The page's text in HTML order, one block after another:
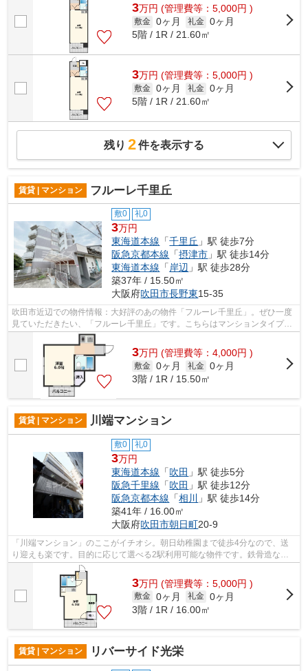
3万円 (管理費等：5,000円 )
敷金 0ヶ月 礼金 0ヶ月
5階 / 1R / 21.60㎡
3万円 (管理費等：5,000円 )
敷金 0ヶ月 礼金 0ヶ月
5階 / 1R / 21.60㎡
残り 2件を表示する
賃貸 | マンション フルーレ千里丘
敷0 礼0
3万円
東海道本線 「千里丘 」駅 徒歩7分
阪急京都本線 「摂津市 」駅 徒歩14分
東海道本線 「岸辺 」駅 徒歩28分
築37年 / 15.50㎡
大阪府吹田市長野東15-35
吹田市近辺での物件情報：大好評のあの物件「フルーレ千里丘」。ぜひ一度
見ていただきたい、「フルーレ千里丘」です。こちらはマンションタイプに
なります。耐火、耐震性の高い鉄筋コ...
3万円 (管理費等：4,000円 )
敷金 0ヶ月 礼金 0ヶ月
3階 / 1R / 15.50㎡
賃貸 | マンション 川端マンション
敷0 礼0
3万円
東海道本線 「吹田 」駅 徒歩5分
阪急千里線 「吹田 」駅 徒歩12分
阪急京都本線 「相川
」駅 徒歩14分
築41年 / 16.00㎡
大阪府吹田市朝日町20-9
「川端マンション」のここがイチオシ。朝日幼稚園まで徒歩4分なので、送
り迎えも楽です。目的に応じて選べる2駅利用可能な物件です。鉄骨造な
ら、耐久性や耐震性が高いので住んでで安...
3万円 (管理費等：5,000円 )
敷金 0ヶ月 礼金 0ヶ月
3階 / 1R / 16.00㎡
賃貸 | マンション リバーサイド光栄